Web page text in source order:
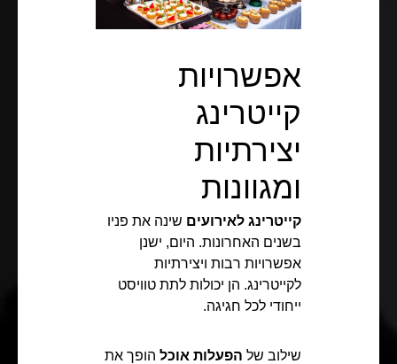
אפשרויות
קייטרינג
יצירתיות
ומגוונות
קייטרינג לאירועים שינה את פניו
בשנים האחרונות. היום, ישנן
אפשרויות רבות ויצירתיות
לקייטרינג. הן יכולות לתת טוויסט
ייחודי לכל חגיגה.
שילוב של הפעלות אוכל הופך את